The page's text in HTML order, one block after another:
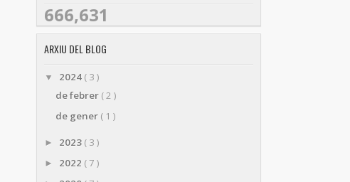
666,631
ARXIU DEL BLOG
▼ 2024 ( 3 )
de febrer ( 2 )
de gener ( 1 )
► 2023 ( 3 )
► 2022 ( 7 )